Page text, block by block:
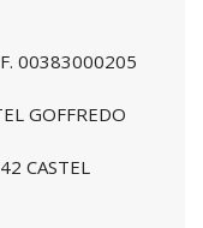
00383000205
GOFFREDO
CASTEL